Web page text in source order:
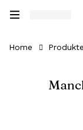
Home Produkte